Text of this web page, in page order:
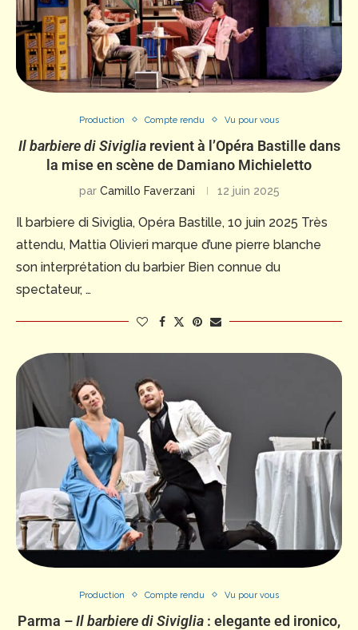
Production Compte rendu Vu pour vous
Il barbiere di Sivigliarevient à l’Opéra Bastille dans
la mise en scène de Damiano Michieletto
par Camillo Faverzani 12 juin 2025
Il barbiere di Siviglia, Opéra Bastille, 10 juin 2025 Très
attendu, Mattia Olivieri marque d’une pierre blanche
son interprétation du barbier Bien connue du
spectateur, …
Production Compte rendu Vu pour vous
Parma –Il barbiere di Siviglia : elegante ed ironico,